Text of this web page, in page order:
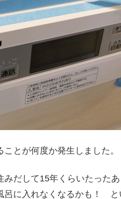
とが何度か発生しました。
だして15年くらいたったあ
呂に入れなくなるかも！ と